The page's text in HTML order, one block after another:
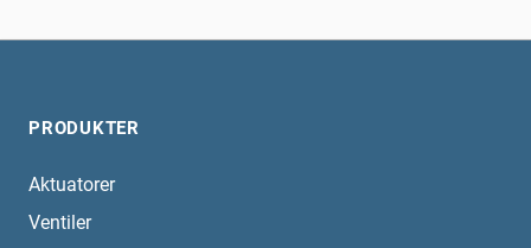
PRODUKTER
Aktuatorer
Ventiler